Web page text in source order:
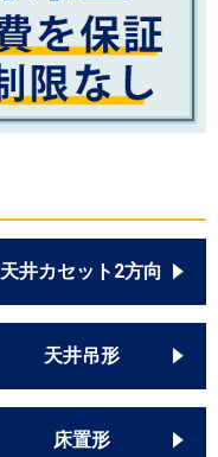
天井カセット2方向
天井吊形
床置形